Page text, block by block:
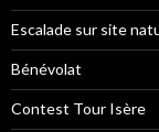
Escalade sur site
Bénévolat
Contest Tour Isère